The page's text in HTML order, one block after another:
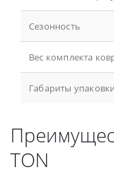
Сезонность
Вес комплекта
Габариты упаковки
TON